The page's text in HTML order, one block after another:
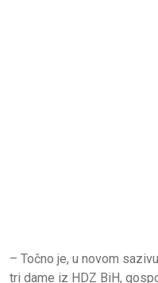
– Točno je, u novom
tri dame iz HDZ BiH,